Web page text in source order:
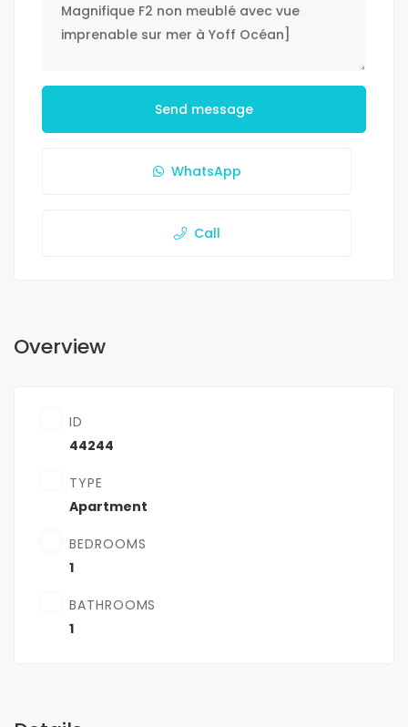
Send message
WhatsApp
Call
Overview
ID
44244
TYPE
Apartment
BEDROOMS
1
BATHROOMS
1